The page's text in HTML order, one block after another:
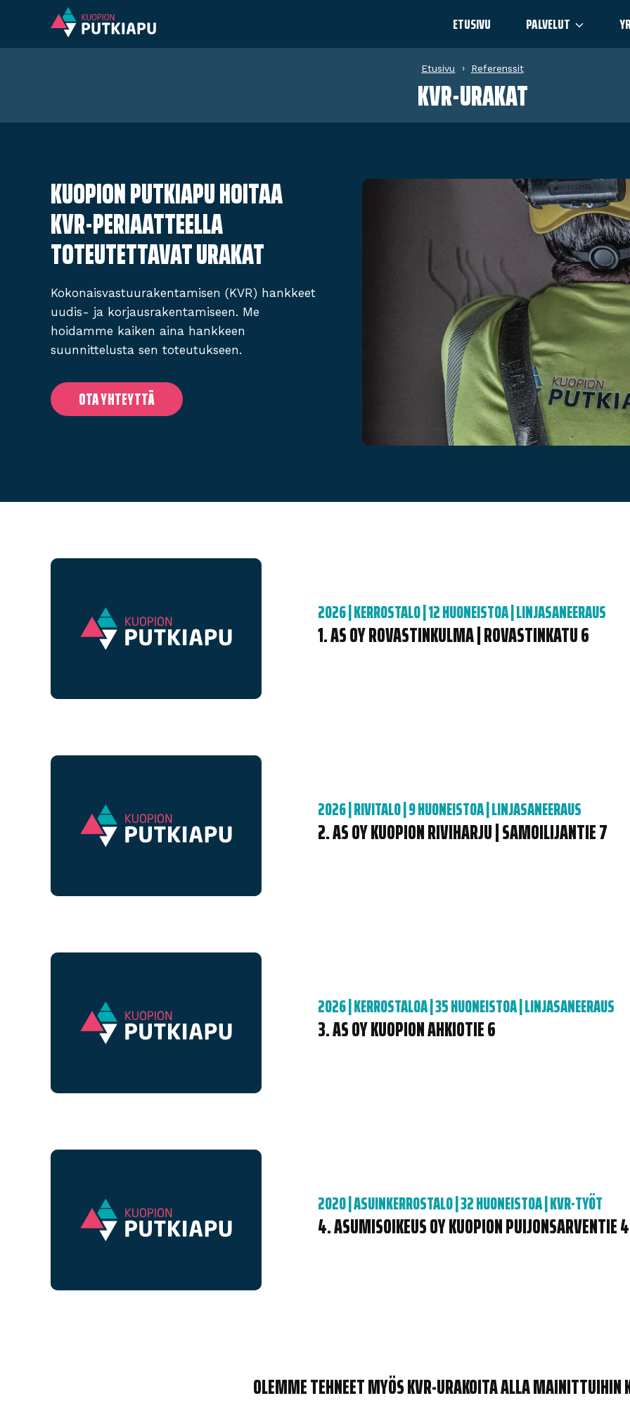
ETUSIVU PALVELUT
Etusivu › Referenssit
KVR-URAKAT
KUOPION PUTKIAPU HOITAA
KVR-PERIAATTEELLA
TOTEUTETTAVAT URAKAT
Kokonaisvastuurakentamisen (KVR) hankkeet
uudis- ja korjausrakentamiseen. Me
hoidamme kaiken aina hankkeen
suunnittelusta sen toteutukseen.
OTA YHTEYTTÄ
2026|KERROSTALO | 12 HUONEISTOA|LINJASANEERAUS
AS OY ROVASTINKULMA | ROVASTINKATU 6
2026|RIVITALO | 9 HUONEISTOA|LINJASANEERAUS
AS OY KUOPION RIVIHARJU | SAMOILIJANTIE 7
2026|KERROSTALOA | 35 HUONEISTOA|LINJASANEERAUS
AS OY KUOPION AHKIOTIE 6
2020|ASUINKERROSTALO | 32 HUONEISTOA|KVR-TYÖT
ASUMISOIKEUS OY KUOPION PUIJONSARVENTIE
OLEMME TEHNEET MYÖS KVR-URAKOITA ALLA MAINITTUIHIN